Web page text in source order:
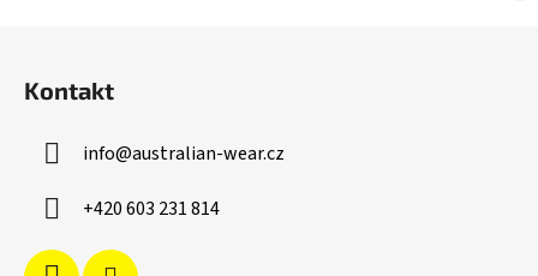
Kontakt
info@australian-wear.cz
+420 603 231 814